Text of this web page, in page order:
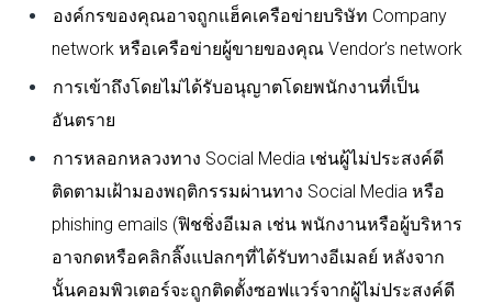
องค์กรของคุณอาจถูกแฮ็คเครือข่ายบริษัท Company
network หรือเครือข่ายผู้ขายของคุณ Vendor’s network
การเข้าถึงโดยไม่ได้รับอนุญาตโดยพนักงานที่เป็น
อันตราย
การหลอกหลวงทาง Social Media เช่นผู้ไม่ประสงค์ดี
ติดตามเฝ้ามองพฤติกรรมผ่านทาง Social Media หรือ
phishing emails (ฟิชชิ่งอีเมล เช่น พนักงานหรือผู้บริหาร
อาจกดหรือคลิกลิ๊งแปลกๆที่ได้รับทางอีเมลย์ หลังจาก
นั้นคอมพิวเตอร์จะถูกติดตั้งซอฟแวร์จากผู้ไม่ประสงค์ดี